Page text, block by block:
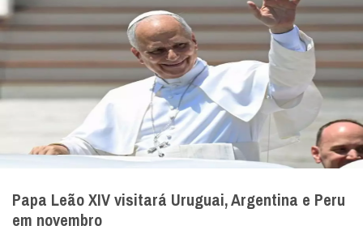
Papa Leão XIV visitará Uruguai, Argentina e Peru
em novembro